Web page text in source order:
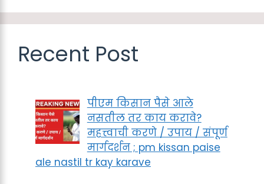
Recent Post
पीएम किसान पैसे आले
नसतील तर काय करावे?
महत्त्वाची करणे / उपाय / संपूर्ण
मार्गदर्शन ; pm kissan paise
ale nastil tr kay karave